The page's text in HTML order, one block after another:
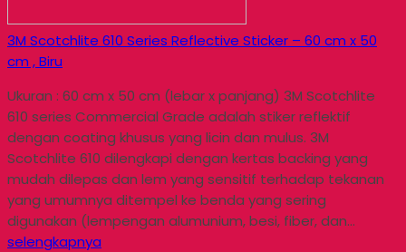
3M Scotchlite 610 Series Reflective Sticker – 60 cm x 50
cm , Biru
Ukuran : 60 cm x 50 cm (lebar x panjang) 3M Scotchlite
610 series Commercial Grade adalah stiker reflektif
dengan coating khusus yang licin dan mulus. 3M
Scotchlite 610 dilengkapi dengan kertas backing yang
mudah dilepas dan lem yang sensitif terhadap tekanan
yang umumnya ditempel ke benda yang sering
digunakan (lempengan alumunium, besi, fiber, dan…
selengkapnya